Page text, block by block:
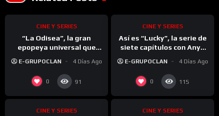
CINE Y SERIES
“La Odisea”, la gran
epopeya universal que
transformó en cine puro
E-GRUPOCLAN 4 Días Ago
0 91
CINE Y SERIES
Así es “Lucky”, la serie de
siete capítulos con Anya
robos, traiciones y una
fuga desesperada
E-GRUPOCLAN 4 Días Ago
0 115
CINE Y SERIES CINE Y SERIES